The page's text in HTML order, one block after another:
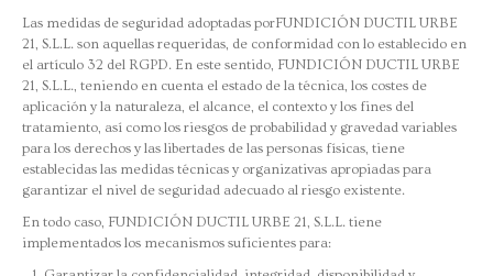
Las medidas de seguridad adoptadas porFUNDICIÓN DUCTIL URBE
21, S.L.L. son aquellas requeridas, de conformidad con lo establecido en
el artículo 32 del RGPD. En este sentido, FUNDICIÓN DUCTIL URBE
21, S.L.L., teniendo en cuenta el estado de la técnica, los costes de
aplicación y la naturaleza, el alcance, el contexto y los fines del
tratamiento, así como los riesgos de probabilidad y gravedad variables
para los derechos y las libertades de las personas físicas, tiene
establecidas las medidas técnicas y organizativas apropiadas para
garantizar el nivel de seguridad adecuado al riesgo existente.
En todo caso, FUNDICIÓN DUCTIL URBE 21, S.L.L. tiene
implementados los mecanismos suficientes para: